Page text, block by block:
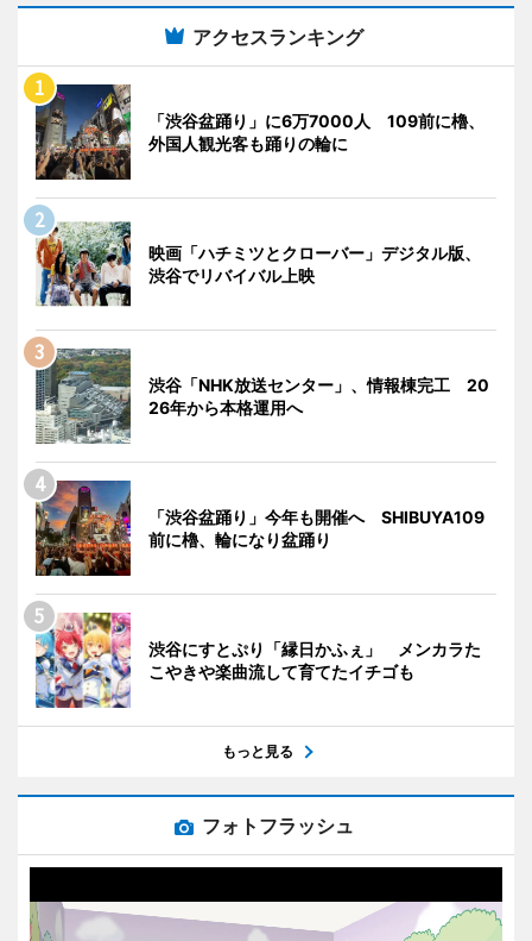
アクセスランキング
「渋谷盆踊り」に6万7000人 109前に櫓、
外国人観光客も踊りの輪に
映画「ハチミツとクローバー」デジタル版、
渋谷でリバイバル上映
渋谷「NHK放送センター」、情報棟完工 20
26年から本格運用へ
「渋谷盆踊り」今年も開催へ SHIBUYA109
前に櫓、輪になり盆踊り
渋谷にすとぷり「縁日かふぇ」 メンカラた
こやきや楽曲流して育てたイチゴも
もっと見る
フォトフラッシュ